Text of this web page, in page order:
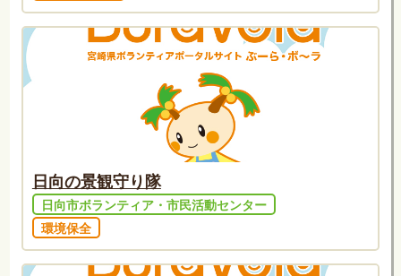
日向の景観守り隊
日向市ボランティア・市民活動センター
環境保全